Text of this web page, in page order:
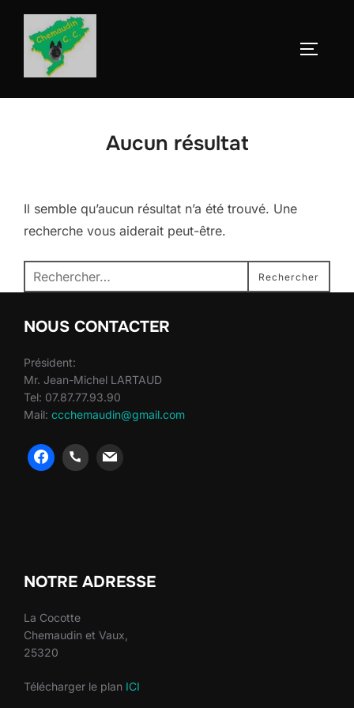
Aller
contenu
Aucun résultat
Il semble qu’aucun résultat n’a été trouvé. Une
recherche vous aiderait peut-être.
Recherche
pour :
Rechercher
NOUS CONTACTER
Président:
Mr. Jean-Michel LARTAUD
Tel: 07.87.77.93.90
Mail: ccchemaudin@gmail.com
NOTRE ADRESSE
La Cocotte
Chemaudin et Vaux,
25320
Télécharger le plan ICI